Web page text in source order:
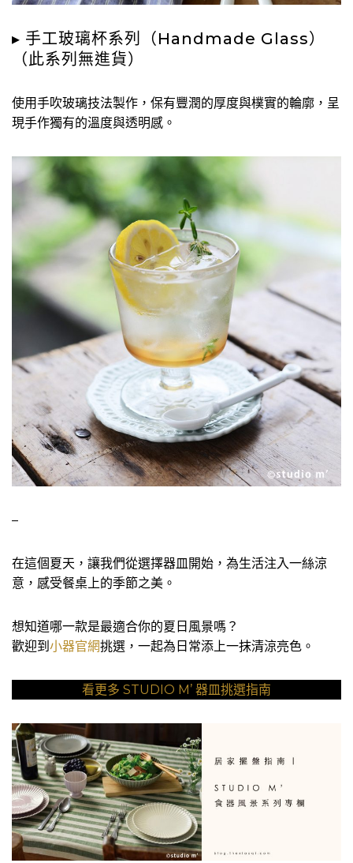
▸ 手工玻璃杯系列（Handmade Glass）
（此系列無進貨）
使用手吹玻璃技法製作，保有豐潤的厚度與樸實的輪廓，呈
現手作獨有的溫度與透明感。
–
在這個夏天，讓我們從選擇器皿開始，為生活注入一絲涼
意，感受餐桌上的季節之美。
想知道哪一款是最適合你的夏日風景嗎？
歡迎到 小器官網挑選，一起為日常添上一抹清涼亮色。
看更多 STUDIO M’ 器皿挑選指南